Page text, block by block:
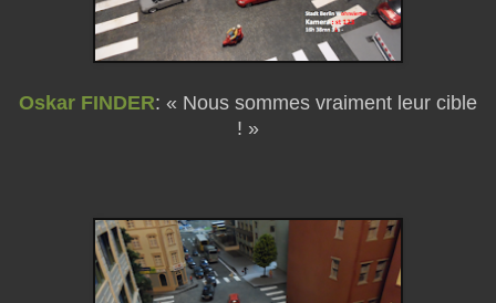
Oskar FINDER: « Nous sommes vraiment leur cible
! »